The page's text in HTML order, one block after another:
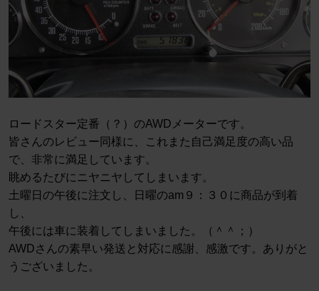
ロードスター定番（？）のAWDメーターです。
皆さんのレビュー同様に、これまた自己満足度の高い品
で、非常に満足しています。
眺めるたびにニヤニヤしてしまいます。
土曜日の午後に注文し、日曜のam９：３０に商品が到着
し、
午後には車に装着してしまいました。（＾＾；）
AWDさんの素早い発送と対応に感謝、感激です。ありがと
うございました。